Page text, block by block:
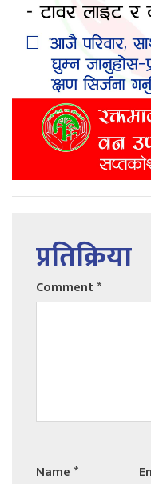
प्रतिक्रिया
Comment*
Name*